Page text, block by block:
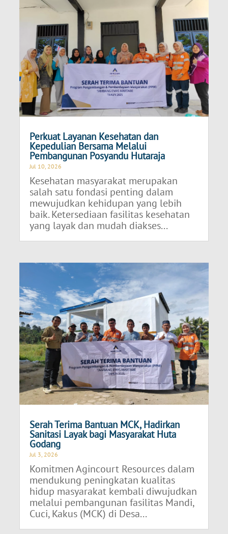
Perkuat Layanan Kesehatan dan
Kepedulian Bersama Melalui
Pembangunan Posyandu Hutaraja
Jul 10, 2026
Kesehatan masyarakat merupakan
salah satu fondasi penting dalam
mewujudkan kehidupan yang lebih
baik. Ketersediaan fasilitas kesehatan
yang layak dan mudah diakses...
Serah Terima Bantuan MCK, Hadirkan
Sanitasi Layak bagi Masyarakat Huta
Godang
Jul 3, 2026
Komitmen Agincourt Resources dalam
mendukung peningkatan kualitas
hidup masyarakat kembali diwujudkan
melalui pembangunan fasilitas Mandi,
Cuci, Kakus (MCK) di Desa...